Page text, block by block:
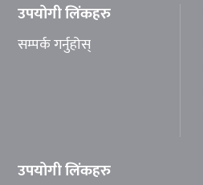
उपयोगी लिंकहरु
सम्पर्क गर्नुहोस्
उपयोगी लिंकहरु